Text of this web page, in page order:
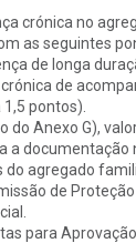
crónica no
as seguintes
de longa
de
pontos).
do Anexo G),
documentação
do agregado
de
para